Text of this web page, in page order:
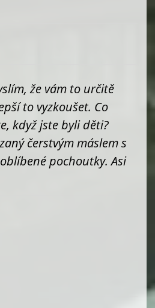
že vám to určitě
to vyzkoušet. Co
když jste byli děti?
čerstvým máslem s
pochoutky. Asi